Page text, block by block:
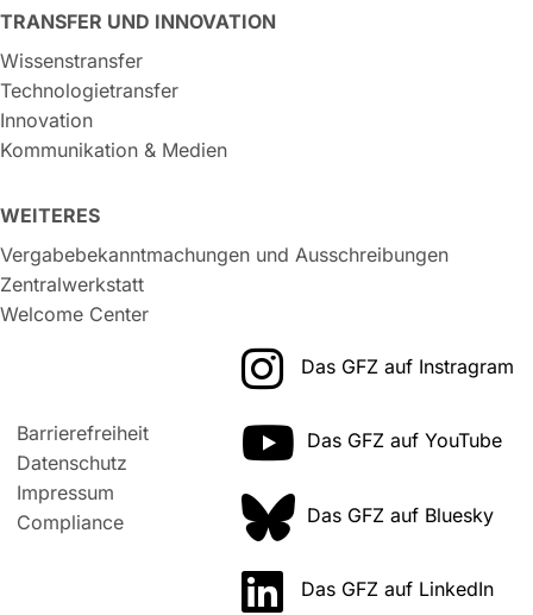
TRANSFER UND INNOVATION
Wissenstransfer
Technologietransfer
Innovation
Kommunikation & Medien
WEITERES
Vergabebekanntmachungen und Ausschreibungen
Zentralwerkstatt
Welcome Center
Barrierefreiheit
Datenschutz
Impressum
Compliance
Das GFZ auf Instragram
Das GFZ auf YouTube
Das GFZ auf Bluesky
Das GFZ auf LinkedIn